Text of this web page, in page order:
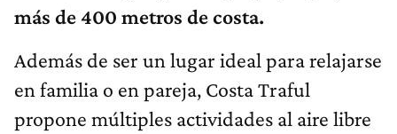
más de 400 metros de costa.
Además de ser un lugar ideal para relajarse
en familia o en pareja, Costa Traful
propone múltiples actividades al aire libre